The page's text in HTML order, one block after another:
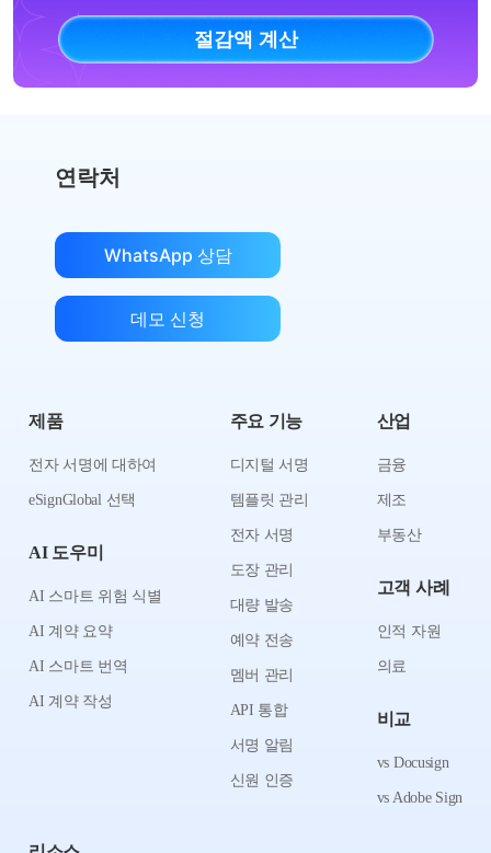
절감액 계산
연락처
WhatsApp 상담
데모 신청
제품
전자 서명에 대하여
eSignGlobal 선택
AI 도우미
AI 스마트 위험 식별
AI 계약 요약
AI 스마트 번역
AI 계약 작성
주요 기능
디지털 서명
템플릿 관리
전자 서명
도장 관리
대량 발송
예약 전송
멤버 관리
API 통합
서명 알림
신원 인증
산업
금융
제조
부동산
고객 사례
인적 자원
의료
비교
vs Docusign
vs Adobe Sign